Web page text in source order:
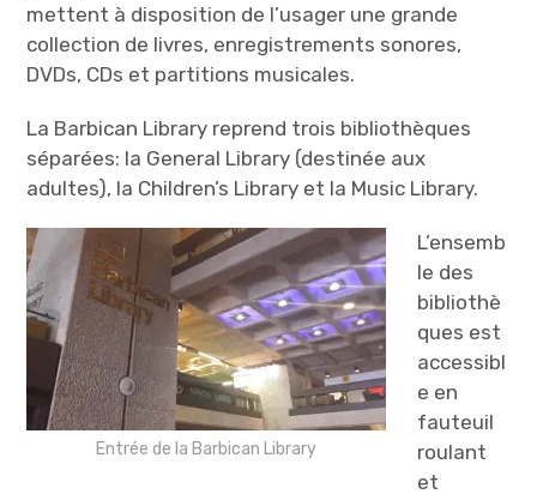
mettent à disposition de l’usager une grande
collection de livres, enregistrements sonores,
DVDs, CDs et partitions musicales.
La Barbican Library reprend trois bibliothèques
séparées: la General Library (destinée aux
adultes), la Children’s Library et la Music Library.
Entrée de la Barbican Library
L’ensemb
le des
bibliothè
ques est
accessibl
e en
fauteuil
roulant
et